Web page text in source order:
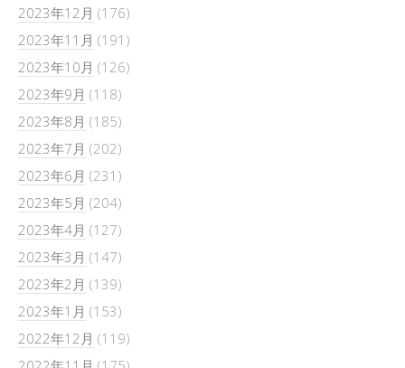
2023年12月 (176)
2023年11月 (191)
2023年10月 (126)
2023年9月 (118)
2023年8月 (185)
2023年7月 (202)
2023年6月 (231)
2023年5月 (204)
2023年4月 (127)
2023年3月 (147)
2023年2月 (139)
2023年1月 (153)
2022年12月 (119)